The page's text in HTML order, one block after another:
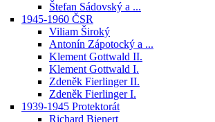
Štefan Sádovský a ...
1945-1960 ČSR
Viliam Široký
Antonín Zápotocký a ...
Klement Gottwald II.
Klement Gottwald I.
Zdeněk Fierlinger II.
Zdeněk Fierlinger I.
1939-1945 Protektorát
Richard Bienert